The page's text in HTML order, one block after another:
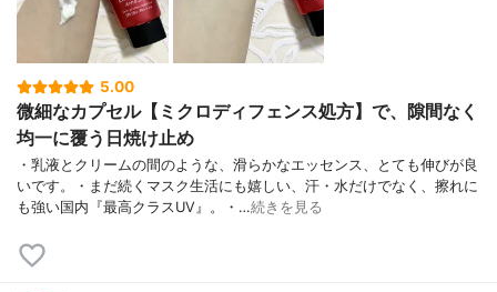
5.00
微細なカプセル【ミクロディフェンス処方】で、隙間なく
均一に覆う日焼け止め
・乳液とクリームの間のような、滑らかなエッセンス、とても伸びが良
いです。・まだ続くマスク生活にも嬉しい、汗・水だけでなく、擦れに
も強い国内『最高クラスUV』。・…続きを見る